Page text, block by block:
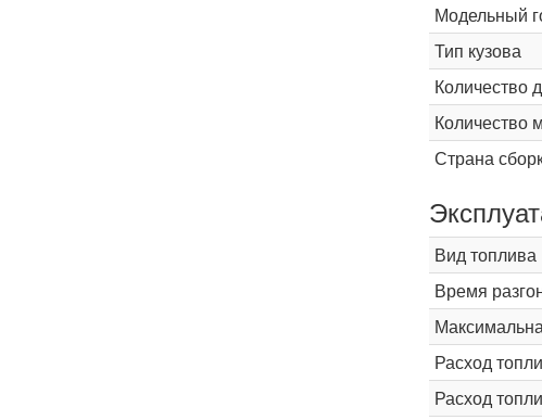
Модельный
Тип кузова
Количество
Количество
Страна
Вид топлива
Время
Расход
Расход